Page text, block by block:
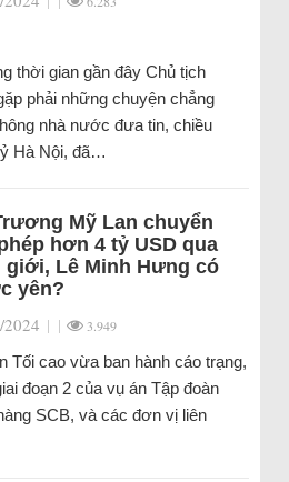
thời gian gần đây Chủ tịch
phải những chuyện chẳng
nhà nước đưa tin, chiều
Hà Nội, đã…
Mỹ Lan chuyển
hơn 4 tỷ USD qua
giới, Lê Minh Hưng có
yên?
2024 | | 3.949
Tối cao vừa ban hành cáo trạng,
đoạn 2 của vụ án Tập đoàn
SCB, và các đơn vị liên